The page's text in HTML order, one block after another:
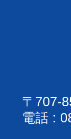
〒707-
電話 :